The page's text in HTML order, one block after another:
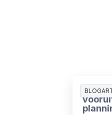
Van